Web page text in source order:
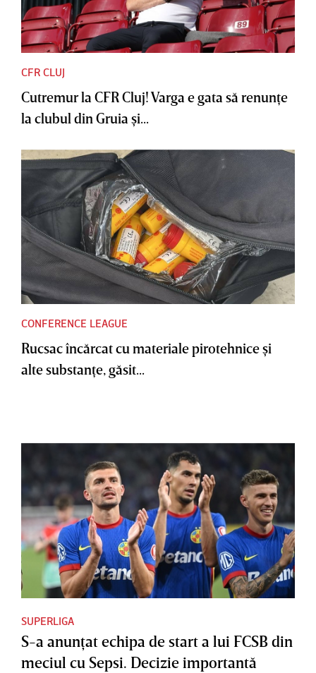
CFR CLUJ
Cutremur la CFR Cluj! Varga e gata să renunţe
la clubul din Gruia şi...
CONFERENCE LEAGUE
Rucsac încărcat cu materiale pirotehnice şi
alte substanţe, găsit...
SUPERLIGA
S-a anunţat echipa de start a lui FCSB din
meciul cu Sepsi. Decizie importantă